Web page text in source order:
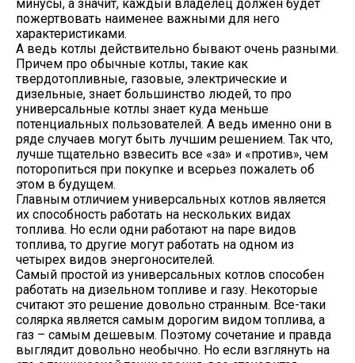
минусы, а значит, каждый владелец должен будет
пожертвовать наименее важными для него
характеристиками.
А ведь котлы действительно бывают очень разными.
Причем про обычные котлы, такие как
твердотопливные, газовые, электрические и
дизельные, знает большинство людей, то про
универсальные котлы знает куда меньше
потенциальных пользователей. А ведь именно они в
ряде случаев могут быть лучшим решением. Так что,
лучше тщательно взвесить все «за» и «против», чем
поторопиться при покупке и всерьез пожалеть об
этом в будущем.
Главным отличием универсальных котлов является
их способность работать на нескольких видах
топлива. Но если одни работают на паре видов
топлива, то другие могут работать на одном из
четырех видов энергоносителей.
Самый простой из универсальных котлов способен
работать на дизельном топливе и газу. Некоторые
считают это решение довольно странным. Все-таки
солярка является самым дорогим видом топлива, а
газ – самым дешевым. Поэтому сочетание и правда
выглядит довольно необычно. Но если взглянуть на